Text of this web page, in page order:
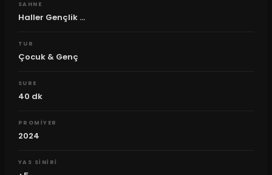
SAHNE
Haller Gençlik ...
TUR
Çocuk & Genç
SURE
40 dk
PROMIYER
2024
YAS SINIRI